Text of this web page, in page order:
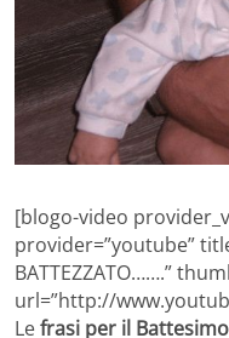
[blogo-video
provider=”youtube”
BATTEZZATO…….”
url=”http://
Lefrasi per il Battesimo